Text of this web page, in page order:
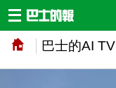
巴士的AI TV